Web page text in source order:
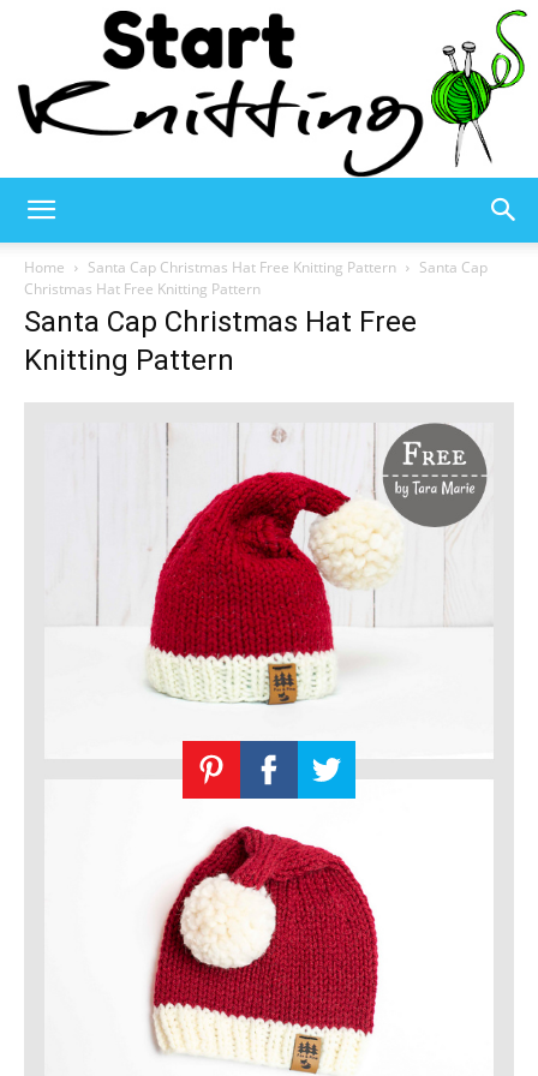
Knitting
–
Knitting
Patterns
Home Santa Cap Christmas Hat Free Knitting Pattern
Santa Cap
Christmas Hat Free Knitting Pattern
Santa Cap Christmas Hat Free
Knitting Pattern